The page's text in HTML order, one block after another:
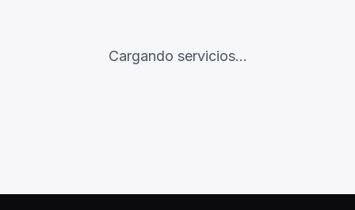
Cargando servicios...